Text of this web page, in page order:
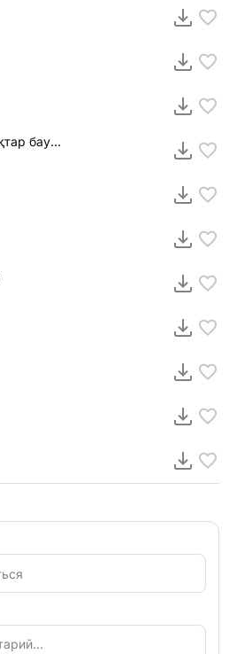
Р.Зайытов Қазақтар бауырлар